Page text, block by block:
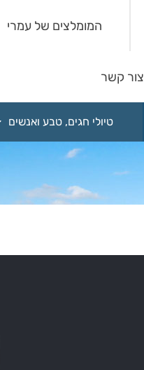
המומלצים של עמרי
צור קשר
טיולי חגים, טבע ואנשים